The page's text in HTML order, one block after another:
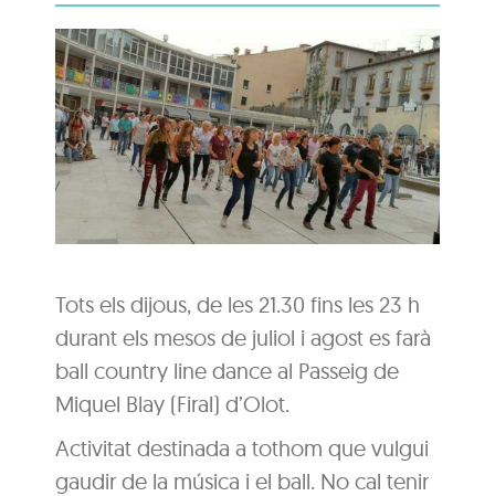
Tots els dijous, de les 21.30 fins les 23 h
durant els mesos de juliol i agost es farà
ball country line dance al Passeig de
Miquel Blay (Firal) d’Olot.
Activitat destinada a tothom que vulgui
gaudir de la música i el ball. No cal tenir